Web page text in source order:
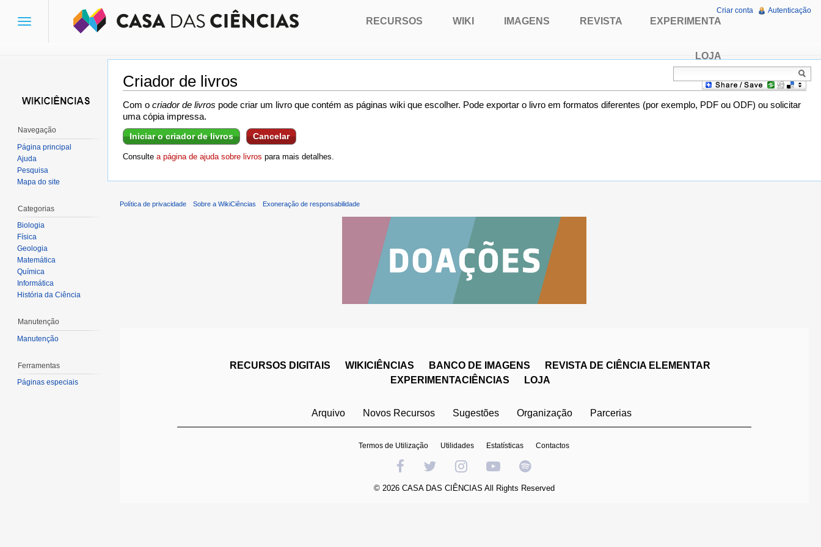
Criador de livros
Ir para:navegação,pesquisa
Com o criador de livros pode criar um livro que contém as páginas wiki que escolher. Pode exportar o livro em formatos diferentes (por exemplo, PDF ou ODF) ou solicitar
uma cópia impressa.
Iniciar o criador de livros Cancelar
Consulte a página de ajuda sobre livros para mais detalhes.
Toggle
RECURSOS WIKI IMAGENS REVISTA EXPERIMENTA
LOJA
Criar conta Autenticação
Navegação
Página principal
Ajuda
Pesquisa
Mapa do site
Categorias
Biologia
Física
Geologia
Matemática
Química
Informática
História da Ciência
Manutenção
Manutenção
Ferramentas
Páginas especiais
Política de privacidade Sobre a WikiCiências Exoneração de responsabilidade
RECURSOS DIGITAIS WIKICIÊNCIAS BANCO DE IMAGENS
REVISTA DE CIÊNCIA ELEMENTAR
EXPERIMENTACIÊNCIAS
LOJA
Arquivo Novos Recursos Sugestões Organização Parcerias
Termos de Utilização Utilidades Estatísticas Contactos
© 2026 CASA DAS CIÊNCIAS All Rights Reserved